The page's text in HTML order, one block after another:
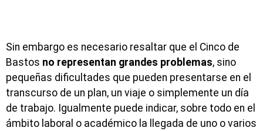
Sin embargo es necesario resaltar que el Cinco de
Bastos no representan grandes problemas, sino
pequeñas dificultades que pueden presentarse en el
transcurso de un plan, un viaje o simplemente un día
de trabajo. Igualmente puede indicar, sobre todo en el
ámbito laboral o académico la llegada de uno o varios